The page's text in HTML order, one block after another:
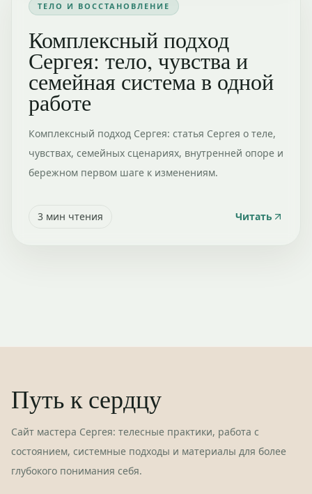
ТЕЛО И ВОССТАНОВЛЕНИЕ
Комплексный подход
Сергея: тело, чувства и
семейная система в одной
работе
Комплексный подход Сергея: статья Сергея о теле,
чувствах, семейных сценариях, внутренней опоре и
бережном первом шаге к изменениям.
3 мин чтения Читать
Путь к сердцу
Сайт мастера Сергея: телесные практики, работа с
состоянием, системные подходы и материалы для более
глубокого понимания себя.